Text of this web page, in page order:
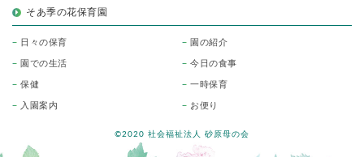
そあ季の花保育園
日々の保育 園の紹介
園での生活 今日の食事
保健 一時保育
入園案内 お便り
©2020 社会福祉法人 砂原母の会